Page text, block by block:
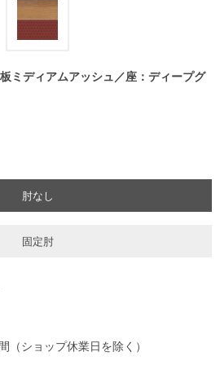
（ショップ休業日を除く）
ミディアムアッシュ／座：ディープグ
肘なし
固定肘